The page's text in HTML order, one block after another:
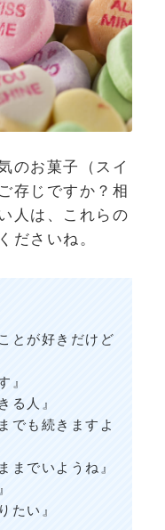
のお菓子（スイ
存じですか？相
人は、これらの
ださいね。
とが好きだけど
』
る人』
でも続きますよ
までいようね』
たい』